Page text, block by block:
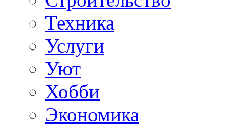
Техника
Услуги
Уют
Хобби
Экономика